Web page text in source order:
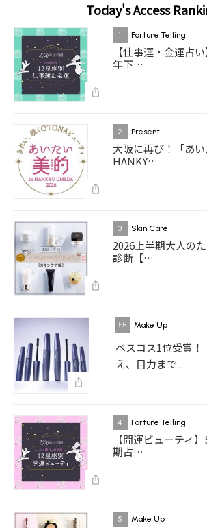
Today's Access
1 Fortune Telling
【仕事運・金運占
年下…
2 Present
大阪に再び！「あ
HANKY…
3 Skin Care
2026上半期大人の
診断【…
Make Up
ベスコス1位受賞
え、目力まで...
4 Fortune Telling
【開運ビューティ
期占…
5 Make Up